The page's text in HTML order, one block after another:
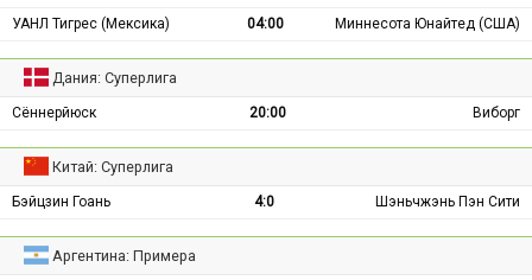
УАНЛ Тигрес (Мексика)
04:00 Миннесота Юнайтед (США)
Дания: Суперлига
Сённерйюск 20:00 Виборг
Китай: Суперлига
Бэйцзин Гоань 4:0 Шэньчжэнь Пэн Сити
Аргентина: Примера